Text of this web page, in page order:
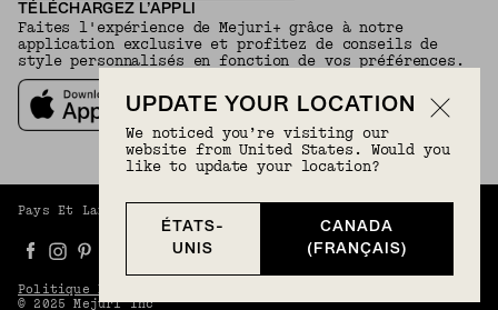
TÉLÉCHARGEZ L’APPLI
Faites l'expérience de Mejuri+ grâce à notre
application exclusive et profitez de conseils de
style personnalisés en fonction de vos préférences.
Pays Et Langue :
Politique De Confidentialité
© 2025 Mejuri Inc
UPDATE YOUR LOCATION
We noticed you’re visiting our
website from United States. Would you
like to update your location?
ÉTATS-
UNIS
CANADA
(FRANÇAIS)